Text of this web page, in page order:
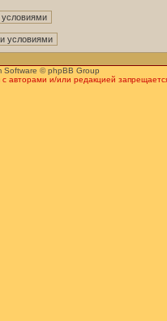
Software © phpBB Group
авторами и/или редакцией